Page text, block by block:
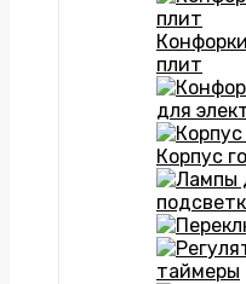
плит
для
Корпус
таймеры